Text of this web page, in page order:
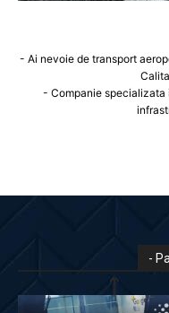
- Ai nevoie de transport
- Companie
-